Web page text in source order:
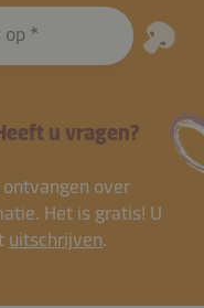
op
u vragen?
over
Het is gratis! U
uitschrijven.